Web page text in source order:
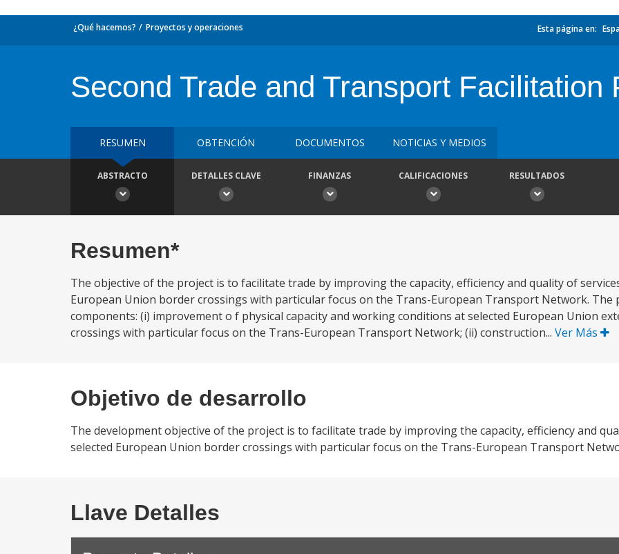
¿Qué hacemos? Proyectos y operaciones Esta página en:
Second Trade and Transport Facilitation
RESUMEN OBTENCIÓN DOCUMENTOS NOTICIAS Y MEDIOS
ABSTRACTO DETALLES CLAVE FINANZAS CALIFICACIONES RESULTADOS
Resumen*
The objective of the project is to facilitate trade by improving the capacity, efficiency and quality of
European Union border crossings with particular focus on the Trans-European Transport Network. The
components: (i) improvement o f physical capacity and working conditions at selected European Union
crossings with particular focus on the Trans-European Transport Network; (ii) construction... Ver Más
Objetivo de desarrollo
The development objective of the project is to facilitate trade by improving the capacity, efficiency and
selected European Union border crossings with particular focus on the Trans-European Transport
Llave Detalles